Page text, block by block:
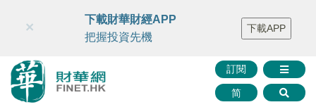
財華智庫網 FINTV FINMETA 財華證券 媒體矩陣
智庫沙龍
聯絡我們
訂閱
简
×
下載財華財經APP
把握投資先機
下載APP